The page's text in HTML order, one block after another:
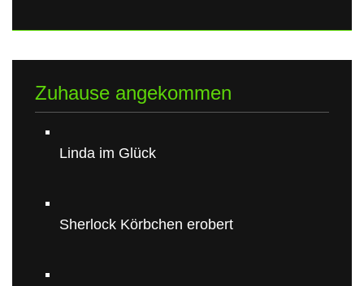
Zuhause angekommen
Linda im Glück
Sherlock Körbchen erobert